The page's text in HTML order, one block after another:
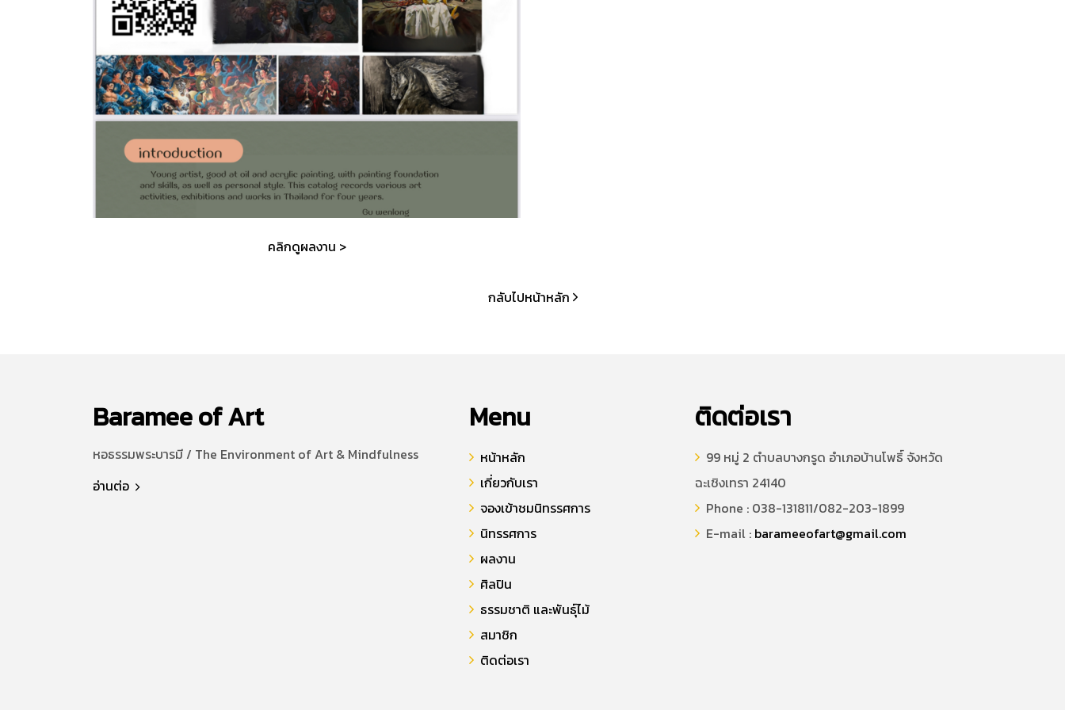
คลิกดูผลงาน >
กลับไปหน้าหลัก
Baramee of Art
หอธรรมพระบารมี / The Environment of Art & Mindfulness
อ่านต่อ
Menu
หน้าหลัก
เกี่ยวกับเรา
จองเข้าชมนิทรรศการ
นิทรรศการ
ผลงาน
ศิลปิน
ธรรมชาติ และพันธุ์ไม้
สมาชิก
ติดต่อเรา
ติดต่อเรา
99 หมู่ 2 ตำบลบางกรูด อำเภอบ้านโพธิ์ จังหวัด
ฉะเชิงเทรา 24140
Phone : 038-131811/082-203-1899
E-mail : barameeofart@gmail.com